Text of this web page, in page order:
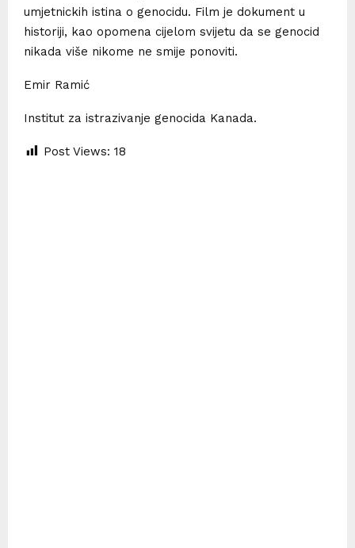
umjetnickih istina o genocidu. Film je dokument u
historiji, kao opomena cijelom svijetu da se genocid
nikada više nikome ne smije ponoviti.
Emir Ramić
Institut za istrazivanje genocida Kanada.
Post Views: 18